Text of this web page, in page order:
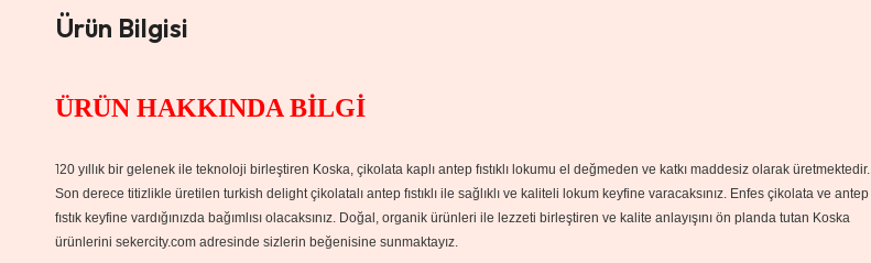
Ürün Bilgisi
ÜRÜN HAKKINDA BİLGİ
120 yıllık bir gelenek ile teknoloji birleştiren Koska, çikolata kaplı antep fıstıklı lokumu el değmeden ve katkı maddesiz olarak üretmektedir.
Son derece titizlikle üretilen turkish delight çikolatalı antep fıstıklı ile sağlıklı ve kaliteli lokum keyfine varacaksınız. Enfes çikolata ve antep
fıstık keyfine vardığınızda bağımlısı olacaksınız. Doğal, organik ürünleri ile lezzeti birleştiren ve kalite anlayışını ön planda tutan Koska
ürünlerini sekercity.com adresinde sizlerin beğenisine sunmaktayız.